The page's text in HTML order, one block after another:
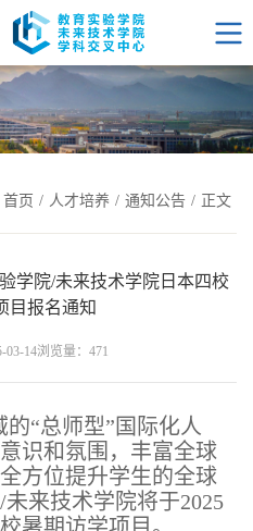
首页 / 人才培养 / 通知公告 / 正文
学院/未来技术学院日本四校
目报名通知
03-14浏览量： 471
“总师型”国际化人
识和氛围，丰富全球
方位提升学生的全球
来技术学院将于2025